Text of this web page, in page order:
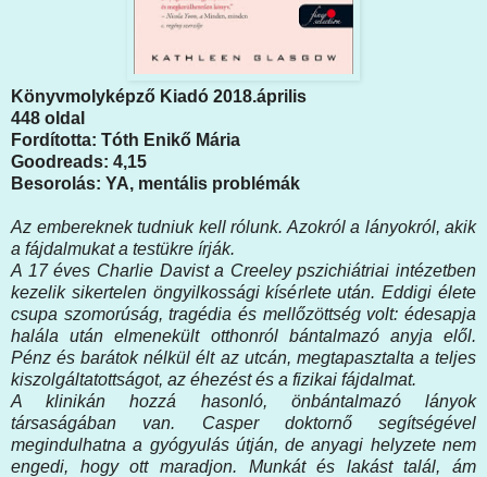
Könyvmolyképző Kiadó 2018.április
448 oldal
Fordította: Tóth Enikő Mária
Goodreads: 4,15
Besorolás: YA, mentális problémák
Az ​embereknek tudniuk kell rólunk. Azokról a lányokról, akik
a fájdalmukat a testükre írják.
A 17 éves Charlie Davist a Creeley pszichiátriai intézetben
kezelik sikertelen öngyilkossági kísérlete után. Eddigi élete
csupa szomorúság, tragédia és mellőzöttség volt: édesapja
halála után elmenekült otthonról bántalmazó anyja elől.
Pénz és barátok nélkül élt az utcán, megtapasztalta a teljes
kiszolgáltatottságot, az éhezést és a fizikai fájdalmat.
A klinikán hozzá hasonló, önbántalmazó lányok
társaságában van. Casper doktornő segítségével
megindulhatna a gyógyulás útján, de anyagi helyzete nem
engedi, hogy ott maradjon. Munkát és lakást talál, ám